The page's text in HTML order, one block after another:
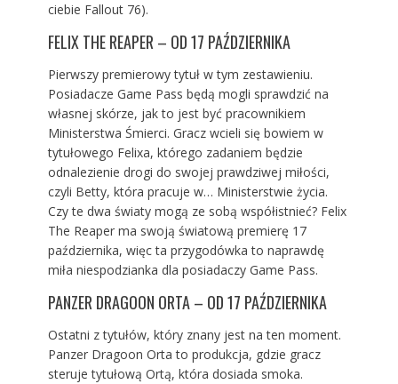
ciebie Fallout 76).
FELIX THE REAPER – OD 17 PAŹDZIERNIKA
Pierwszy premierowy tytuł w tym zestawieniu.
Posiadacze Game Pass będą mogli sprawdzić na
własnej skórze, jak to jest być pracownikiem
Ministerstwa Śmierci. Gracz wcieli się bowiem w
tytułowego Felixa, którego zadaniem będzie
odnalezienie drogi do swojej prawdziwej miłości,
czyli Betty, która pracuje w… Ministerstwie życia.
Czy te dwa światy mogą ze sobą współistnieć? Felix
The Reaper ma swoją światową premierę 17
października, więc ta przygodówka to naprawdę
miła niespodzianka dla posiadaczy Game Pass.
PANZER DRAGOON ORTA – OD 17 PAŹDZIERNIKA
Ostatni z tytułów, który znany jest na ten moment.
Panzer Dragoon Orta to produkcja, gdzie gracz
steruje tytułową Ortą, która dosiada smoka.